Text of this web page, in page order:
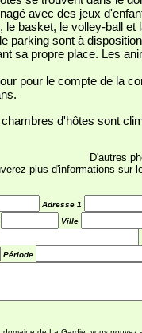
avec des jeux
le basket, le volley-ball et
parking sont à
sa propre place. Les
pour le compte de la
d'hôtes sont
D'autres
plus d'informations sur
Adresse 1
Ville
Période